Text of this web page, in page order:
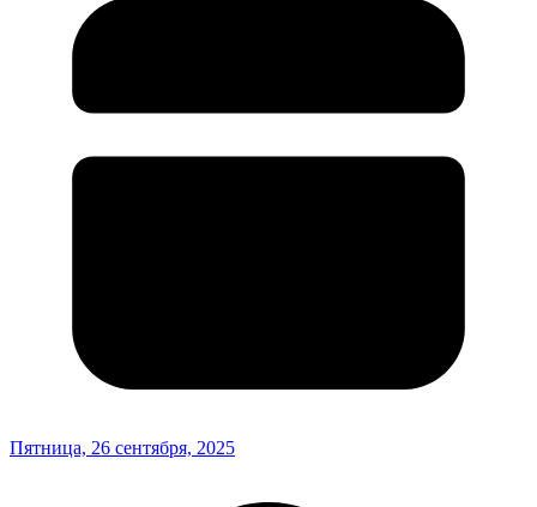
Пятница, 26 сентября, 2025